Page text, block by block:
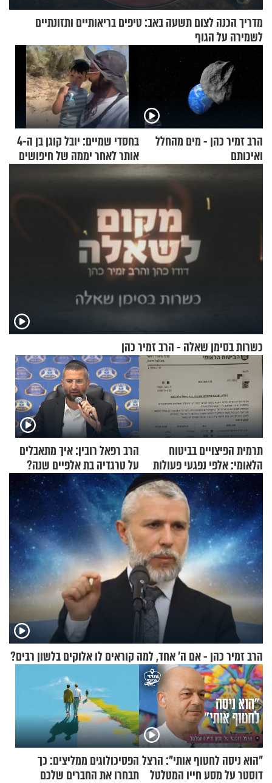
מדריך הכנה לצום תשעה באב: טיפים בריאותיים ותזונתיים
לשמירה על הגוף
הרב זמיר כהן - מים מהחלל
ואיכותם
בחסדי שמיים: יובל קוגן בן ה-4
אותר לאחר יממה של חיפושים
כשרות בסימן שאלה - הרב זמיר כהן
תרמית הפיצויים בביטוח
הלאומי: אלפי נפגעי פעולות
איבה קיבלו כספים במירמה
הרב רפאל רובין: איך מתאבלים
על טרגדיה בת אלפיים שנה?
הרב זמיר כהן - אם ה’ אחד, למה קוראים לו אלוקים בלשון רבים?
"הוא ניסה לחטוף אותי": הרצל
דוסטר על מסע חייו המטלטל
הפסיכולוגים ממליצים: כך
תבחרו את החברים שלכם